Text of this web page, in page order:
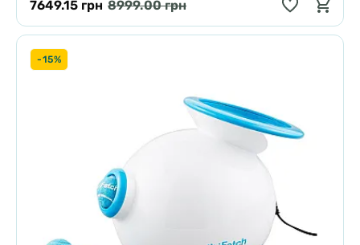
7649.15 грн 8999.00 грн
-15%